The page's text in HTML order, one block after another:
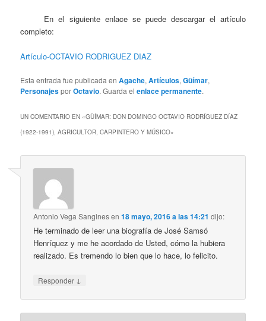
En el siguiente enlace se puede descargar el artículo
completo:
Artículo-OCTAVIO RODRIGUEZ DIAZ
Esta entrada fue publicada enAgache,Artículos,Güímar,
PersonajesporOctavio. Guarda elenlace permanente.
UN COMENTARIO EN «GÜÍMAR: DON DOMINGO OCTAVIO RODRÍGUEZ DÍAZ
(1922-1991), AGRICULTOR, CARPINTERO Y MÚSICO»
Antonio Vega Sanginesen18 mayo, 2016 a las 14:21 dijo:
He terminado de leer una biografía de José Samsó
Henríquez y me he acordado de Usted, cómo la hubiera
realizado. Es tremendo lo bien que lo hace, lo felicito.
Responder ↓